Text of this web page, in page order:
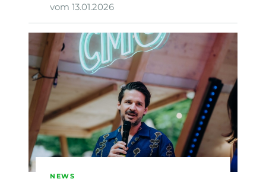
vom 13.01.2026
NEWS